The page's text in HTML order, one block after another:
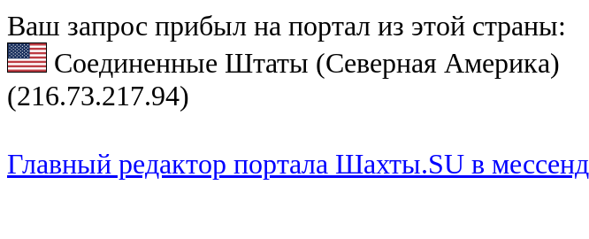
Ваш запрос прибыл на портал из этой страны:
Соединенные Штаты (Северная Америка)
(216.73.217.94)
Главный редактор портала Шахты.SU в